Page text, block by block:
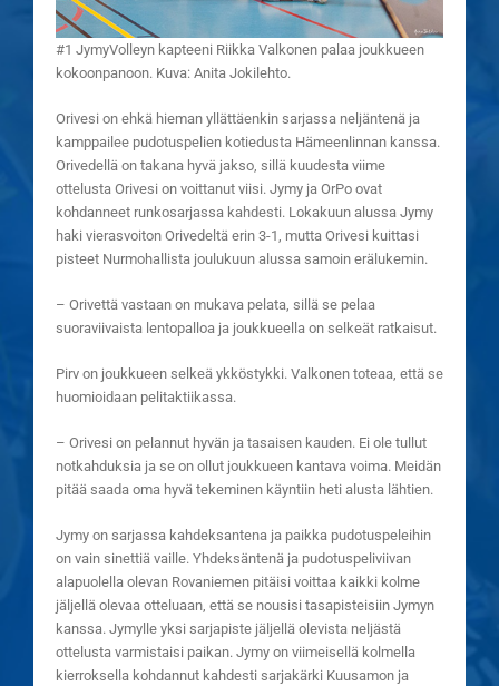
#1 JymyVolleyn kapteeni Riikka Valkonen palaa joukkueen
kokoonpanoon. Kuva: Anita Jokilehto.
Orivesi on ehkä hieman yllättäenkin sarjassa neljäntenä ja
kamppailee pudotuspelien kotiedusta Hämeenlinnan kanssa.
Orivedellä on takana hyvä jakso, sillä kuudesta viime
ottelusta Orivesi on voittanut viisi. Jymy ja OrPo ovat
kohdanneet runkosarjassa kahdesti. Lokakuun alussa Jymy
haki vierasvoiton Orivedeltä erin 3-1, mutta Orivesi kuittasi
pisteet Nurmohallista joulukuun alussa samoin erälukemin.
– Orivettä vastaan on mukava pelata, sillä se pelaa
suoraviivaista lentopalloa ja joukkueella on selkeät ratkaisut.
Pirv on joukkueen selkeä ykköstykki. Valkonen toteaa, että se
huomioidaan pelitaktiikassa.
– Orivesi on pelannut hyvän ja tasaisen kauden. Ei ole tullut
notkahduksia ja se on ollut joukkueen kantava voima. Meidän
pitää saada oma hyvä tekeminen käyntiin heti alusta lähtien.
Jymy on sarjassa kahdeksantena ja paikka pudotuspeleihin
on vain sinettiä vaille. Yhdeksäntenä ja pudotuspeliviivan
alapuolella olevan Rovaniemen pitäisi voittaa kaikki kolme
jäljellä olevaa otteluaan, että se nousisi tasapisteisiin Jymyn
kanssa. Jymylle yksi sarjapiste jäljellä olevista neljästä
ottelusta varmistaisi paikan. Jymy on viimeisellä kolmella
kierroksella kohdannut kahdesti sarjakärki Kuusamon ja